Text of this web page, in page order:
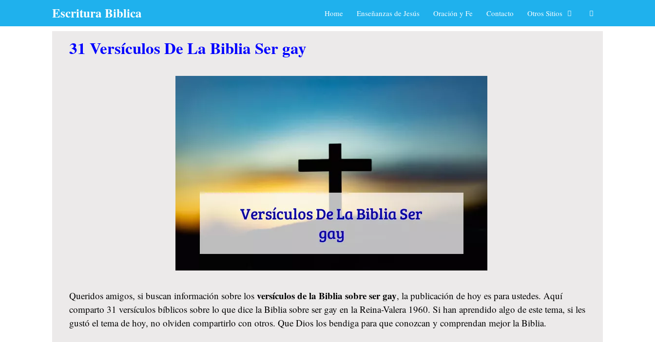
Escritura Biblica Home Enseñanzas de Jesús Oración y Fe Contacto Otros Sitios
31 Versículos De La Biblia Ser gay
Queridos amigos, si buscan información sobre los versículos de la Biblia sobre ser gay, la publicación de hoy es para ustedes. Aquí
comparto 31 versículos bíblicos sobre lo que dice la Biblia sobre ser gay en la Reina-Valera 1960. Si han aprendido algo de este tema, si les
gustó el tema de hoy, no olviden compartirlo con otros. Que Dios los bendiga para que conozcan y comprendan mejor la Biblia.